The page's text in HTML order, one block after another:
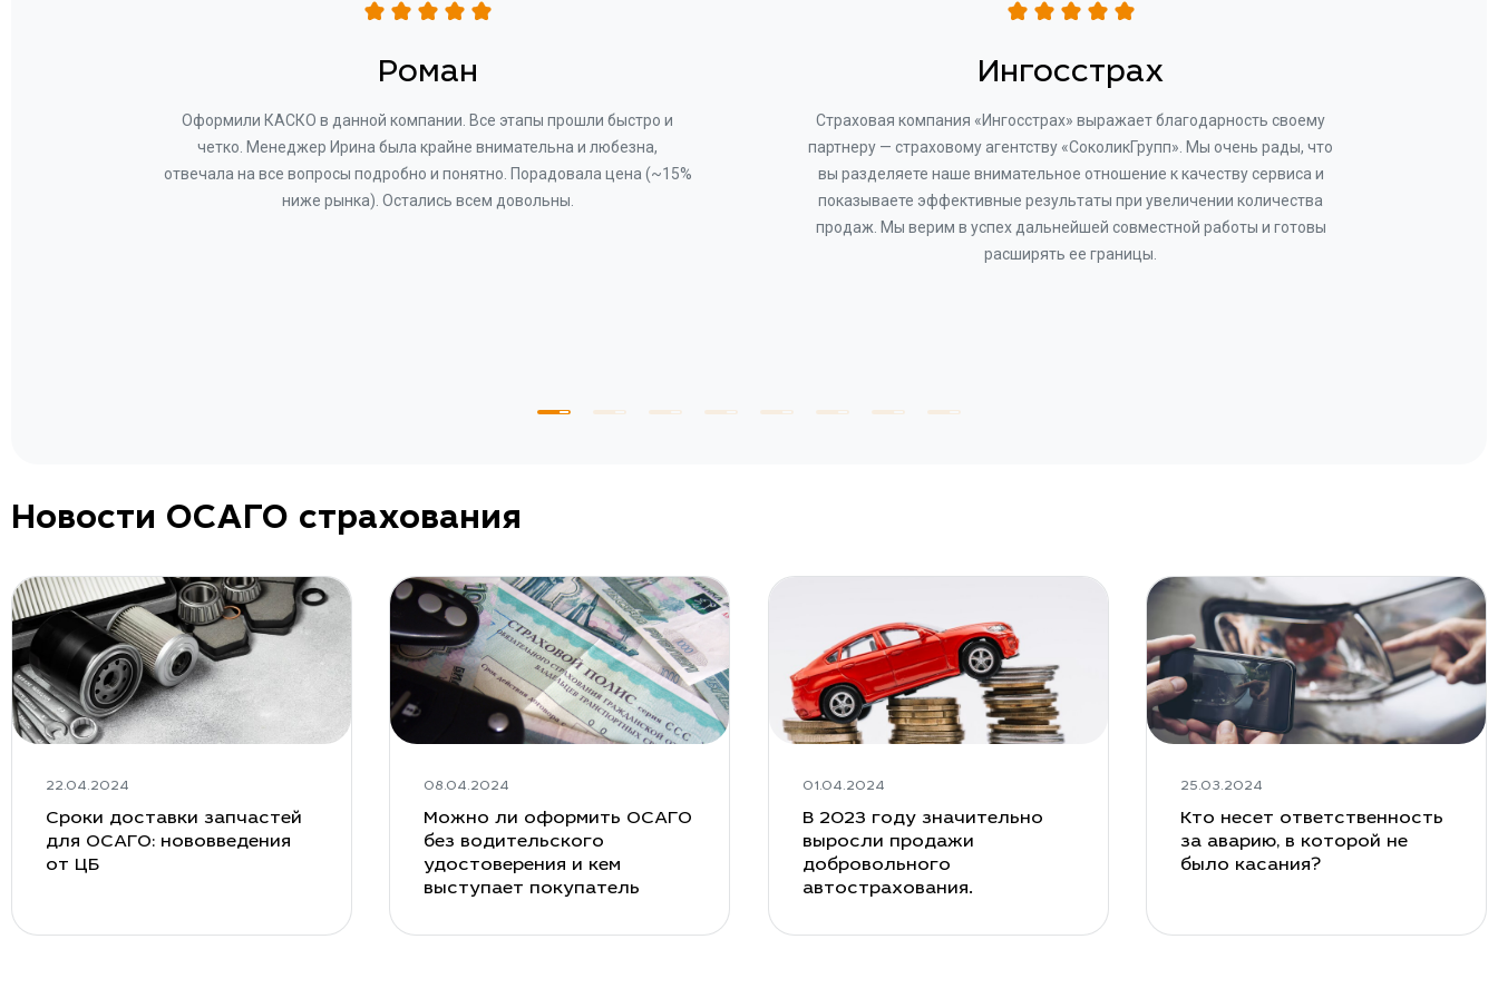
Роман
Оформили КАСКО в данной компании. Все этапы прошли быстро и
четко. Менеджер Ирина была крайне внимательна и любезна,
отвечала на все вопросы подробно и понятно. Порадовала цена (~15%
ниже рынка). Остались всем довольны.
Ингосстрах
Страховая компания «Ингосстрах» выражает благодарность своему
партнеру — страховому агентству «СоколикГрупп». Мы очень рады, что
вы разделяете наше внимательное отношение к качеству сервиса и
показываете эффективные результаты при увеличении количества
продаж. Мы верим в успех дальнейшей совместной работы и готовы
расширять ее границы.
Новости ОСАГО страхования
22.04.2024
Сроки доставки запчастей
для ОСАГО: нововведения
от ЦБ
08.04.2024
Можно ли оформить ОСАГО
без водительского
удостоверения и кем
выступает покупатель
01.04.2024
В 2023 году значительно
выросли продажи
добровольного
автострахования.
25.03.2024
Кто несет ответственность
за аварию, в которой не
было касания?